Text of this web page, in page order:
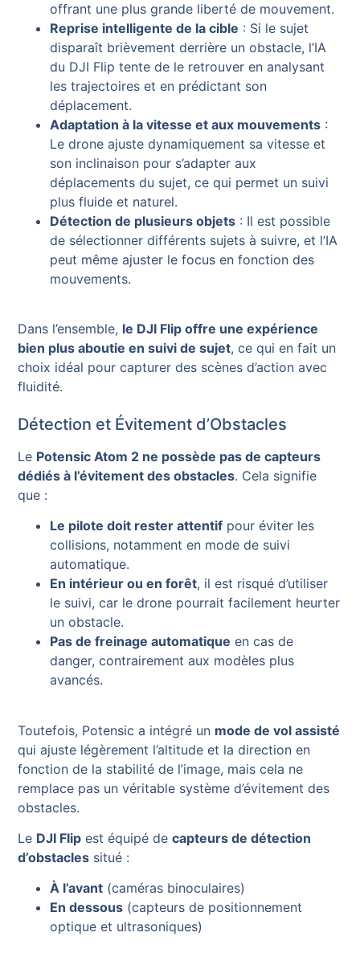
offrant une plus grande liberté de mouvement.
Reprise intelligente de la cible : Si le sujet
disparaît brièvement derrière un obstacle, l’IA
du DJI Flip tente de le retrouver en analysant
les trajectoires et en prédictant son
déplacement.
Adaptation à la vitesse et aux mouvements :
Le drone ajuste dynamiquement sa vitesse et
son inclinaison pour s’adapter aux
déplacements du sujet, ce qui permet un suivi
plus fluide et naturel.
Détection de plusieurs objets : Il est possible
de sélectionner différents sujets à suivre, et l’IA
peut même ajuster le focus en fonction des
mouvements.
Dans l’ensemble, le DJI Flip offre une expérience
bien plus aboutie en suivi de sujet, ce qui en fait un
choix idéal pour capturer des scènes d’action avec
fluidité.
Détection et Évitement d’Obstacles
Le Potensic Atom 2 ne possède pas de capteurs
dédiés à l’évitement des obstacles. Cela signifie
que :
Le pilote doit rester attentif pour éviter les
collisions, notamment en mode de suivi
automatique.
En intérieur ou en forêt, il est risqué d’utiliser
le suivi, car le drone pourrait facilement heurter
un obstacle.
Pas de freinage automatique en cas de
danger, contrairement aux modèles plus
avancés.
Toutefois, Potensic a intégré un mode de vol assisté
qui ajuste légèrement l’altitude et la direction en
fonction de la stabilité de l’image, mais cela ne
remplace pas un véritable système d’évitement des
obstacles.
Le DJI Flip est équipé decapteurs de détection
d’obstacles situé :
À l’avant (caméras binoculaires)
En dessous (capteurs de positionnement
optique et ultrasoniques)